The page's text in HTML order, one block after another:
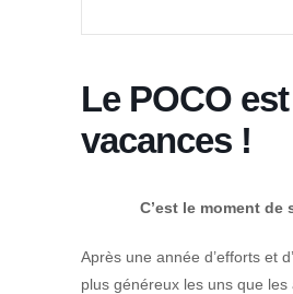
Le POCO
vacances !
C’est le moment de
Après une année d’efforts et
plus généreux les uns que les